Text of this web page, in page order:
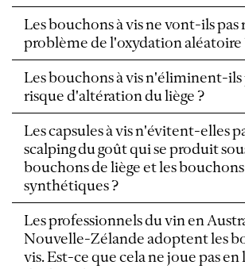
Les bouchons à vis ne vont-ils pas
problème de l'oxydation aléatoire
Les bouchons à vis n'éliminent-ils
risque d'altération du liège ?
Les capsules à vis n'évitent-elles
scalping du goût qui se produit
bouchons de liège et les bouchons
synthétiques ?
Les professionnels du vin en
Nouvelle-Zélande adoptent les
vis. Est-ce que cela ne joue pas en